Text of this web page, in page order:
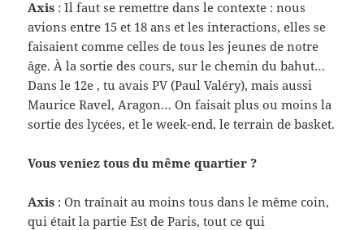
Axis : Il faut se remet­tre dans le con­texte : nous
avions entre 15 et 18 ans et les inter­ac­tions, elles se
fai­saient comme celles de tous les jeunes de notre
âge. À la sor­tie des cours, sur le chemin du bahut…
Dans le 12e , tu avais PV (Paul Valéry), mais aussi
Mau­rice Ravel, Aragon… On fai­sait plus ou moins la
sor­tie des lycées, et le week-​end, le ter­rain de basket.
Vous veniez tous du même quartier ?
Axis : On traî­nait au moins tous dans le même coin,
qui était la par­tie Est de Paris, tout ce qui